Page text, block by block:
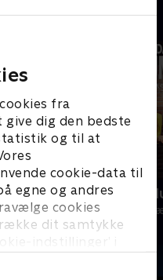
fra
dig den bedste
og til at
cookie-data til
egne og andres
cookies
dit samtykke
indstillinger’ i
Danmarks
TV-Shows • 1